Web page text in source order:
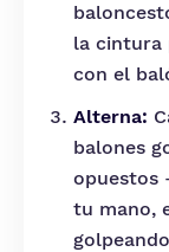
la cintura
con el
Alterna:
balones
opuestos
tu mano,